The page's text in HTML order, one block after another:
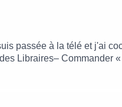
passée à la télé et j'ai
Libraires– Commander
de chez Balzac Paris*
moi :sur